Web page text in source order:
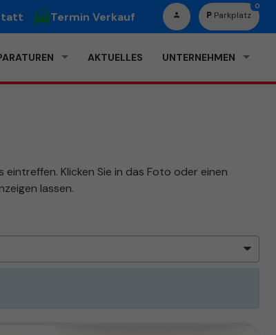
Termin Verkauf Parkplatz
0
AKTUELLES UNTERNEHMEN
Klicken Sie in das Foto oder einen
lassen.